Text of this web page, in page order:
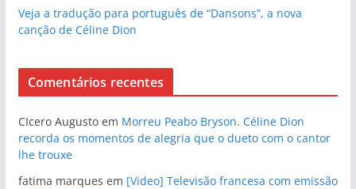
Veja a tradução para português de “Dansons”, a nova
canção de Céline Dion
Comentários recentes
CIcero Augustoem Morreu Peabo Bryson. Céline Dion
recorda os momentos de alegria que o dueto com o cantor
lhe trouxe
fatima marques em [Video] Televisão francesa com emissão